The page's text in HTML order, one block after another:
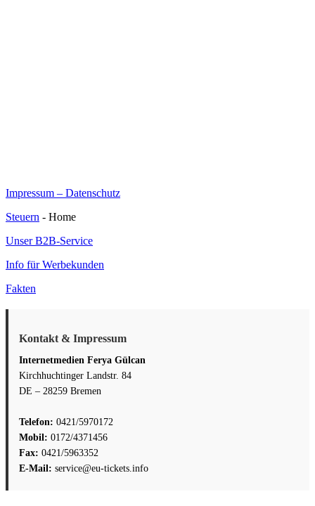
Impressum – Datenschutz
Steuern - Home
Unser B2B-Service
Info für Werbekunden
Fakten
Kontakt & Impressum
Internetmedien Ferya Gülcan
Kirchhuchtinger Landstr. 84
DE – 28259 Bremen
Telefon: 0421/5970172
Mobil: 0172/4371456
Fax: 0421/5963352
E-Mail: service@eu-tickets.info